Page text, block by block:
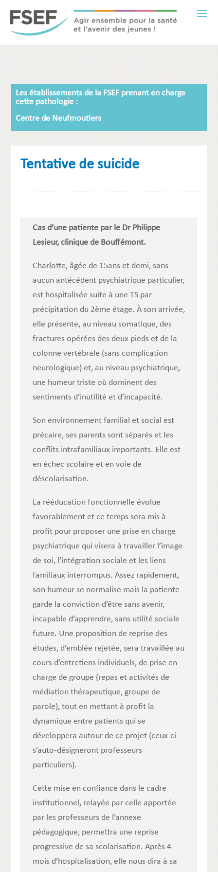
Les établissements de la FSEF prenant en charge
cette pathologie :
Centre de Neufmoutiers
Tentative de suicide
Cas d’une patiente par le Dr Philippe
Lesieur, clinique de Bouffémont.
Charlotte, âgée de 15ans et demi, sans
aucun antécédent psychiatrique particulier,
est hospitalisée suite à une TS par
précipitation du 2ème étage. À son arrivée,
elle présente, au niveau somatique, des
fractures opérées des deux pieds et de la
colonne vertébrale (sans complication
neurologique) et, au niveau psychiatrique,
une humeur triste où dominent des
sentiments d’inutilité et d’incapacité.
Son environnement familial et social est
précaire, ses parents sont séparés et les
conflits intrafamiliaux importants. Elle est
en échec scolaire et en voie de
déscolarisation.
La rééducation fonctionnelle évolue
favorablement et ce temps sera mis à
profit pour proposer une prise en charge
psychiatrique qui visera à travailler l’image
de soi, l’intégration sociale et les liens
familiaux interrompus. Assez rapidement,
son humeur se normalise mais la patiente
garde la conviction d’être sans avenir,
incapable d’apprendre, sans utilité sociale
future. Une proposition de reprise des
études, d’emblée rejetée, sera travaillée au
cours d’entretiens individuels, de prise en
charge de groupe (repas et activités de
médiation thérapeutique, groupe de
parole), tout en mettant à profit la
dynamique entre patients qui se
développera autour de ce projet (ceux-ci
s’auto-désigneront professeurs
particuliers).
Cette mise en confiance dans le cadre
institutionnel, relayée par celle apportée
par les professeurs de l’annexe
pédagogique, permettra une reprise
progressive de sa scolarisation. Après 4
mois d’hospitalisation, elle nous dira à sa